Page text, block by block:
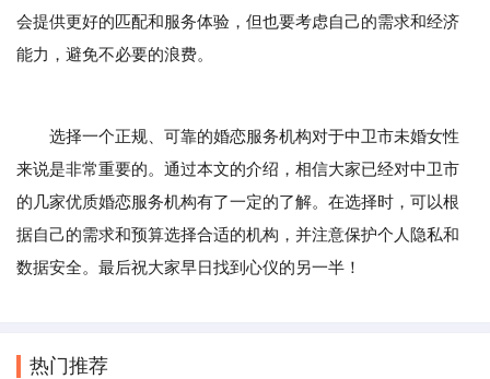
会提供更好的匹配和服务体验，但也要考虑自己的需求和经济
能力，避免不必要的浪费。
选择一个正规、可靠的婚恋服务机构对于中卫市未婚女性
来说是非常重要的。通过本文的介绍，相信大家已经对中卫市
的几家优质婚恋服务机构有了一定的了解。在选择时，可以根
据自己的需求和预算选择合适的机构，并注意保护个人隐私和
数据安全。最后祝大家早日找到心仪的另一半！
热门推荐